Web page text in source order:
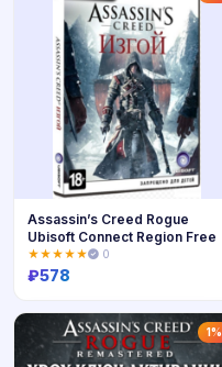
Купить
Assassin’s Creed Rogue
Ubisoft Connect Region Free
★★★★★ 0
₽578
1%